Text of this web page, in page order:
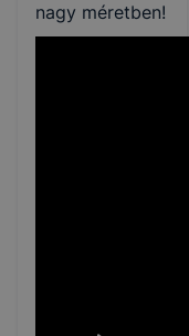
nagy méretben!